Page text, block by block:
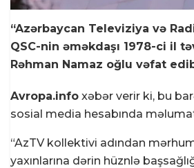
“Azərbaycan Televiziya və
QSC-nin əməkdaşı 1978-ci il
Rəhman Namaz oğlu vəfat
Avropa.info xəbər verir ki, bu
sosial media hesabında
“AzTV kollektivi adından
yaxınlarına dərin hüznlə